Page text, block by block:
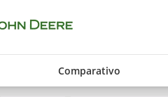
Comparativo